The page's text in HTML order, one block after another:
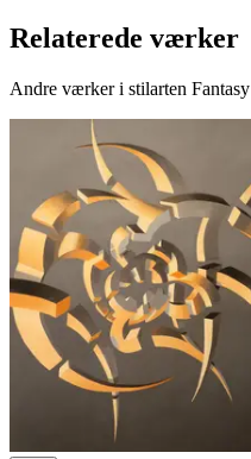
Relaterede værker
Andre værker i stilarten Fantasy